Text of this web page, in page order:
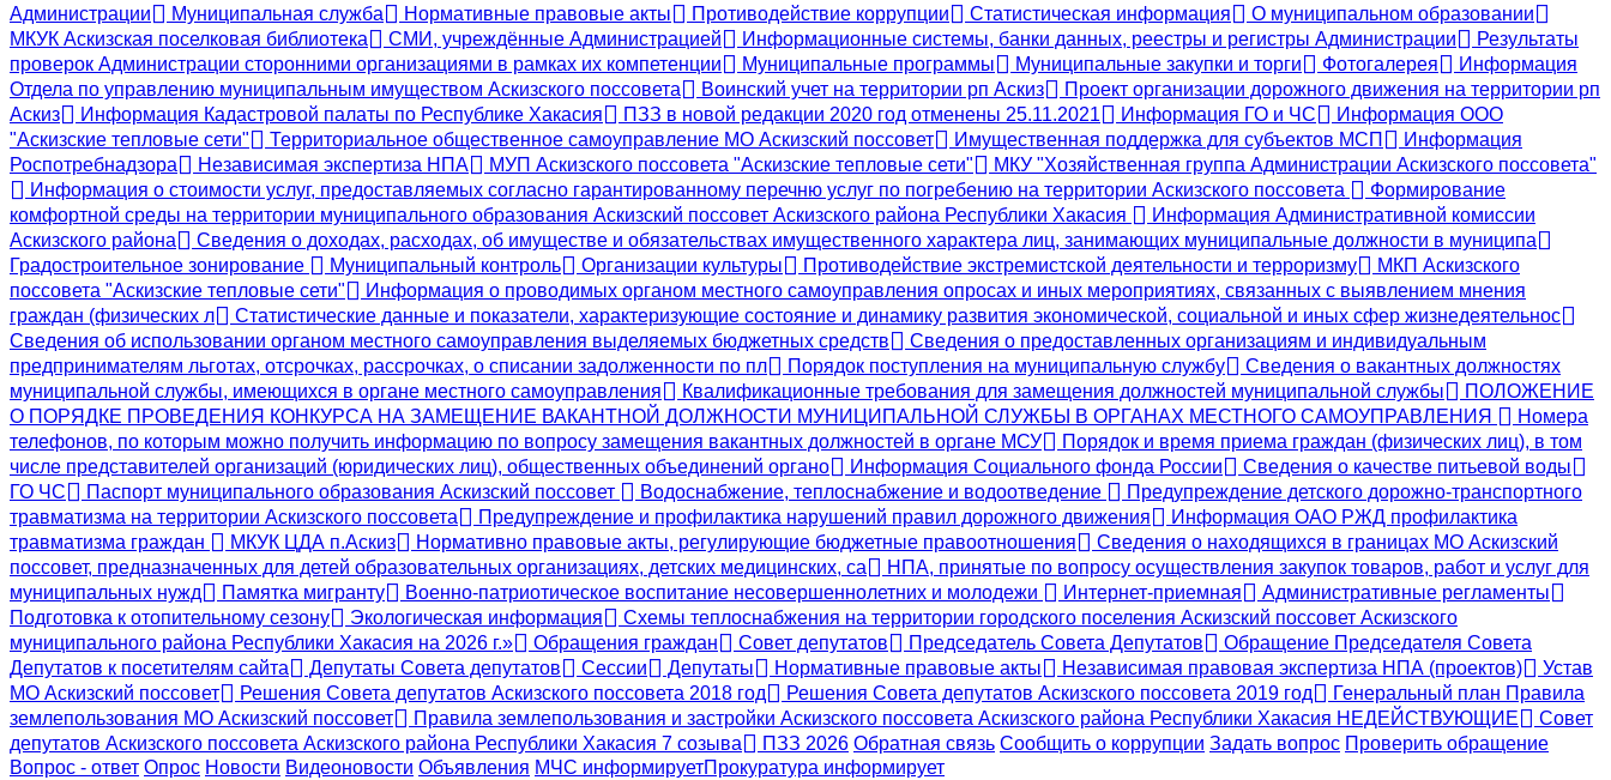
Администрации
Муниципальная служба Нормативные правовые акты Противодействие коррупции Статистическая информация
О муниципальном образовании
МКУК Аскизская поселковая библиотека
СМИ, учреждённые Администрацией Информационные системы, банки данных, реестры и регистры Администрации
Результаты
проверок Администрации сторонними организациями в рамках их компетенции
Муниципальные программы Муниципальные закупки и торги Фотогалерея
Информация
Отдела по управлению муниципальным имуществом Аскизского поссовета
Воинский учет на территории рп Аскиз
Проект организации дорожного движения на территории рп
Аскиз
Информация Кадастровой палаты по Республике Хакасия ПЗЗ в новой редакции 2020 год отменены 25.11.2021 Информация ГО и ЧС
Информация ООО
"Аскизские тепловые сети"
Территориальное общественное самоуправление МО Аскизский поссовет Имущественная поддержка для субъектов МСП
Информация
Роспотребнадзора
Независимая экспертиза НПА МУП Аскизского поссовета "Аскизские тепловые сети"
МКУ "Хозяйственная группа Администрации Аскизского поссовета"
Информация о стоимости услуг, предоставляемых согласно гарантированному перечню услуг по погребению на территории Аскизского поссовета
Формирование
комфортной среды на территории муниципального образования Аскизский поссовет Аскизского района Республики Хакасия
Информация Административной комиссии
Аскизского района
Сведения о доходах, расходах, об имуществе и обязательствах имущественного характера лиц, занимающих муниципальные должности в муниципа
Градостроительное зонирование
Муниципальный контроль Организации культуры Противодействие экстремистской деятельности и терроризму
МКП Аскизского
поссовета "Аскизские тепловые сети"
Информация о проводимых органом местного самоуправления опросах и иных мероприятиях, связанных с выявлением мнения
граждан (физических л
Статистические данные и показатели, характеризующие состояние и динамику развития экономической, социальной и иных сфер жизнедеятельнос
Сведения об использовании органом местного самоуправления выделяемых бюджетных средств
Сведения о предоставленных организациям и индивидуальным
предпринимателям льготах, отсрочках, рассрочках, о списании задолженности по пл
Порядок поступления на муниципальную службу
Сведения о вакантных должностях
муниципальной службы, имеющихся в органе местного самоуправления
Квалификационные требования для замещения должностей муниципальной службы
ПОЛОЖЕНИЕ
О ПОРЯДКЕ ПРОВЕДЕНИЯ КОНКУРСА НА ЗАМЕЩЕНИЕ ВАКАНТНОЙ ДОЛЖНОСТИ МУНИЦИПАЛЬНОЙ СЛУЖБЫ В ОРГАНАХ МЕСТНОГО САМОУПРАВЛЕНИЯ
Номера
телефонов, по которым можно получить информацию по вопросу замещения вакантных должностей в органе МСУ
Порядок и время приема граждан (физических лиц), в том
числе представителей организаций (юридических лиц), общественных объединений органо
Информация Социального фонда России
Сведения о качестве питьевой воды
ГО ЧС
Паспорт муниципального образования Аскизский поссовет Водоснабжение, теплоснабжение и водоотведение
Предупреждение детского дорожно-транспортного
травматизма на территории Аскизского поссовета
Предупреждение и профилактика нарушений правил дорожного движения
Информация ОАО РЖД профилактика
травматизма граждан
МКУК ЦДА п.Аскиз Нормативно правовые акты, регулирующие бюджетные правоотношения
Сведения о находящихся в границах МО Аскизский
поссовет, предназначенных для детей образовательных организациях, детских медицинских, са
НПА, принятые по вопросу осуществления закупок товаров, работ и услуг для
муниципальных нужд
Памятка мигранту Военно-патриотическое воспитание несовершеннолетних и молодежи Интернет-приемная
Административные регламенты
Подготовка к отопительному сезону
Экологическая информация
Схемы теплоснабжения на территории городского поселения Аскизский поссовет Аскизского
муниципального района Республики Хакасия на 2026 г.»
Обращения граждан Совет депутатов Председатель Совета Депутатов
Обращение Председателя Совета
Депутатов к посетителям сайта
Депутаты Совета депутатов Сессии Депутаты Нормативные правовые акты Независимая правовая экспертиза НПА (проектов)
Устав
МО Аскизский поссовет
Решения Совета депутатов Аскизского поссовета 2018 год Решения Совета депутатов Аскизского поссовета 2019 год
Генеральный план Правила
землепользования МО Аскизский поссовет
Правила землепользования и застройки Аскизского поссовета Аскизского района Республики Хакасия НЕДЕЙСТВУЮЩИЕ
Совет
депутатов Аскизского поссовета Аскизского района Республики Хакасия 7 созыва
ПЗЗ 2026 Обратная связь Сообщить о коррупции Задать вопрос Проверить обращение
Вопрос - ответ Опрос Новости Видеоновости Объявления МЧС информируетПрокуратура информирует